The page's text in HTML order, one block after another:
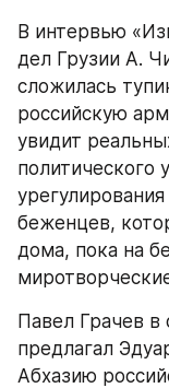
В интервью
дел Грузии А.
сложилась
российскую
увидит
политического
беженцев,
дома, пока на
Павел Грачев в
предлагал
Абхазию